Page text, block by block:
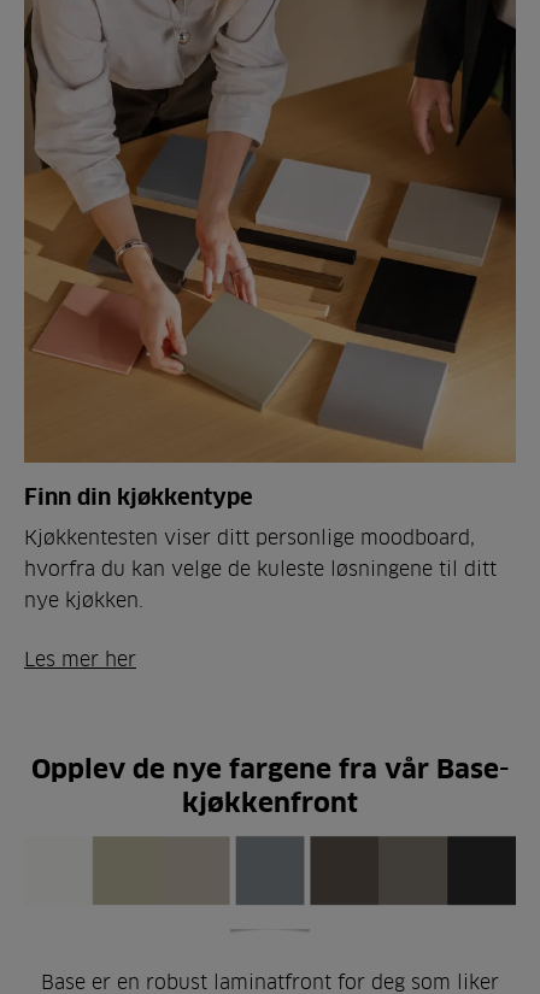
Finn din kjøkkentype
Kjøkkentesten viser ditt personlige moodboard,
hvorfra du kan velge de kuleste løsningene til ditt
nye kjøkken.
Les mer her
Opplev de nye fargene fra vår Base-
kjøkkenfront
Base er en robust laminatfront for deg som liker